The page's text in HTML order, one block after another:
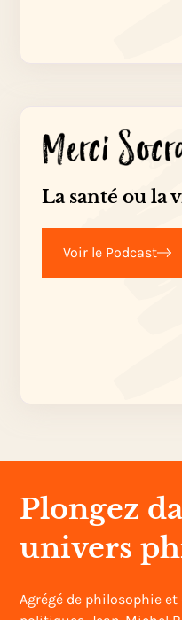
La santé ou la
Voir le Podcast
Plongez
univers
Agrégé de philosophie